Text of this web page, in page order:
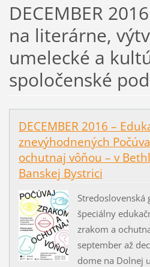
DECEMBER
na literárne,
umelecké a
spoločenské
DECEMBER 2016 –
znevýhodnených
ochutnaj vôňou – v
Banskej Bystrici
Stredoslovenská
špeciálny
zrakom a
september až
dome na Dolnej